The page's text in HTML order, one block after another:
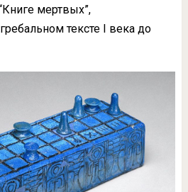
мертвых”,
тексте I века до